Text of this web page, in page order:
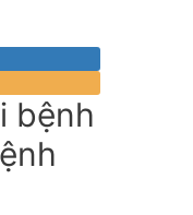
bệnh